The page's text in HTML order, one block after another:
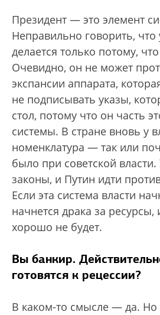
Президент — это элемент
Неправильно говорить, что
делается только потому,
Очевидно, он не может
экспансии аппарата,
не подписывать указы,
стол, потому что он часть
системы. В стране вновь у
номенклатура — так или
было при советской власти.
законы, и Путин идти
Если эта система власти
начнется драка за ресурсы,
хорошо не будет.
Вы банкир.
готовятся к рецессии?
В каком-то смысле — да. Но